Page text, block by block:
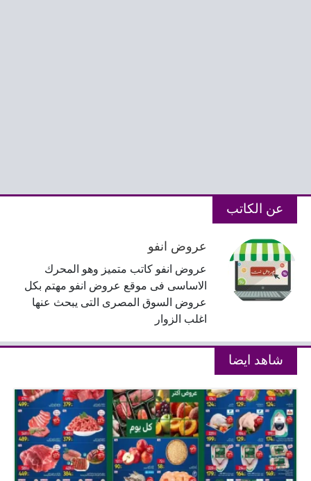
عن الكاتب
عروض انفو
عروض انفو كاتب متميز وهو المحرك
الاساسى فى موقع عروض انفو مهتم بكل
عروض السوق المصرى التى يبحث عنها
اغلب الزوار
شاهد ايضا